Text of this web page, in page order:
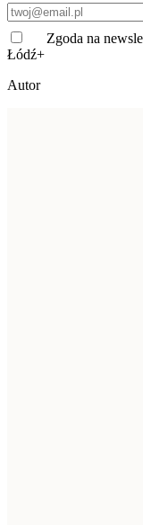
Zgoda na
Łódź+
Autor